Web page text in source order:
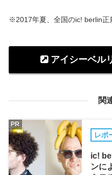
※2017年夏、全国のic! berlin正
アイシーベル
関
レポ
ic!
ンに
PR